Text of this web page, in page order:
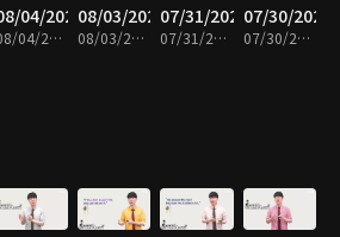
04/2026
08/04/2026 • 10분
08/03/2026
08/03/2026 • 10분
07/31/2026
07/31/2026 • 10분
07/30/2026
07/30/2026 • 10분